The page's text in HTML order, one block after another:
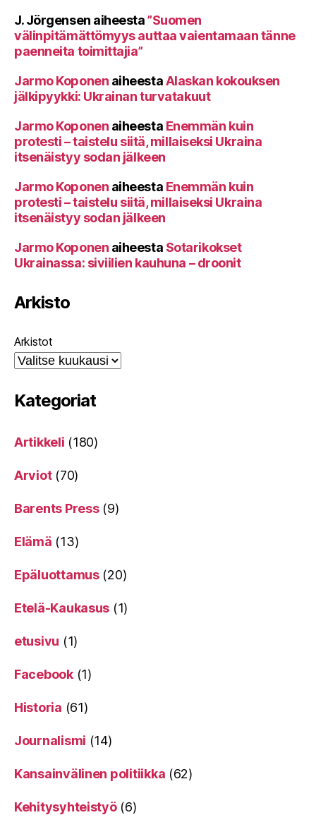
J. Jörgensen aiheesta”Suomen
välinpitämättömyys auttaa vaientamaan tänne
paenneita toimittajia”
Jarmo Koponen aiheestaAlaskan kokouksen
jälkipyykki: Ukrainan turvatakuut
Jarmo Koponen aiheesta Enemmän kuin
protesti – taistelu siitä, millaiseksi Ukraina
itsenäistyy sodan jälkeen
Jarmo Koponen aiheesta Enemmän kuin
protesti – taistelu siitä, millaiseksi Ukraina
itsenäistyy sodan jälkeen
Jarmo Koponen aiheesta Sotarikokset
Ukrainassa: siviilien kauhuna – droonit
Arkisto
Arkistot
Kategoriat
Artikkeli (180)
Arviot(70)
Barents Press(9)
Elämä (13)
Epäluottamus(20)
Etelä-Kaukasus (1)
etusivu (1)
Facebook(1)
Historia (61)
Journalismi (14)
Kansainvälinen politiikka (62)
Kehitysyhteistyö(6)